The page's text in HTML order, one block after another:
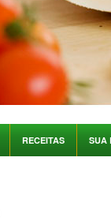
RECEITAS SUA